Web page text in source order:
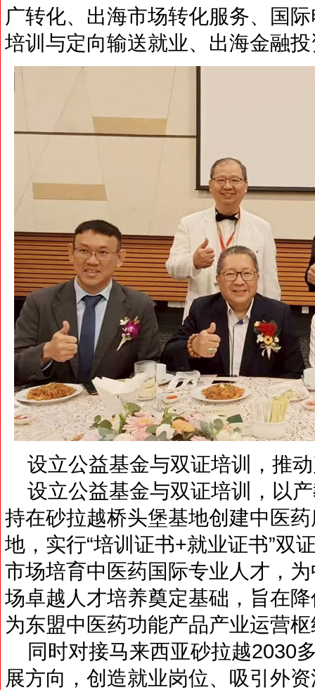
广转化、出海市场转化服务、国
培训与定向输送就业、出海金融
设立公益基金与双证培训，推
设立公益基金与双证培训，以
持在砂拉越桥头堡基地创建中医
地，实行“培训证书+就业证书”双
市场培育中医药国际专业人才，
场卓越人才培养奠定基础，旨在
为东盟中医药功能产品产业运营
同时对接马来西亚砂拉越2030
展方向，创造就业岗位、吸引外